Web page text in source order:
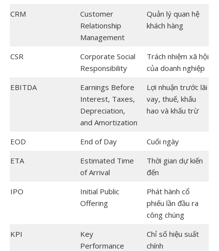
CRM
Customer
Relationship
Management
Quản lý quan hệ
khách hàng
CSR
Corporate Social
Responsibility
Trách nhiệm xã hội
của doanh nghiệp
EBITDA
Earnings Before
Interest, Taxes,
Depreciation,
and Amortization
Lợi nhuận trước lãi
vay, thuế, khấu
hao và khấu trừ
EOD End of Day
Cuối ngày
ETA
Estimated Time
of Arrival
Thời gian dự kiến
đến
IPO
Initial Public
Offering
Phát hành cổ
phiếu lần đầu ra
công chúng
KPI
Key
Performance
Chỉ số hiệu suất
chính